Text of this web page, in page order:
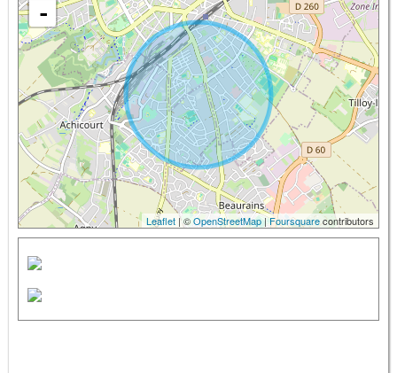
-
Leaflet | ©OpenStreetMap|Foursquarecontributors